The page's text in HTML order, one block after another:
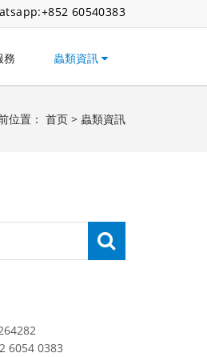
60540383
務 蟲類資訊
位置： 首页 > 蟲類資訊
6054 0383